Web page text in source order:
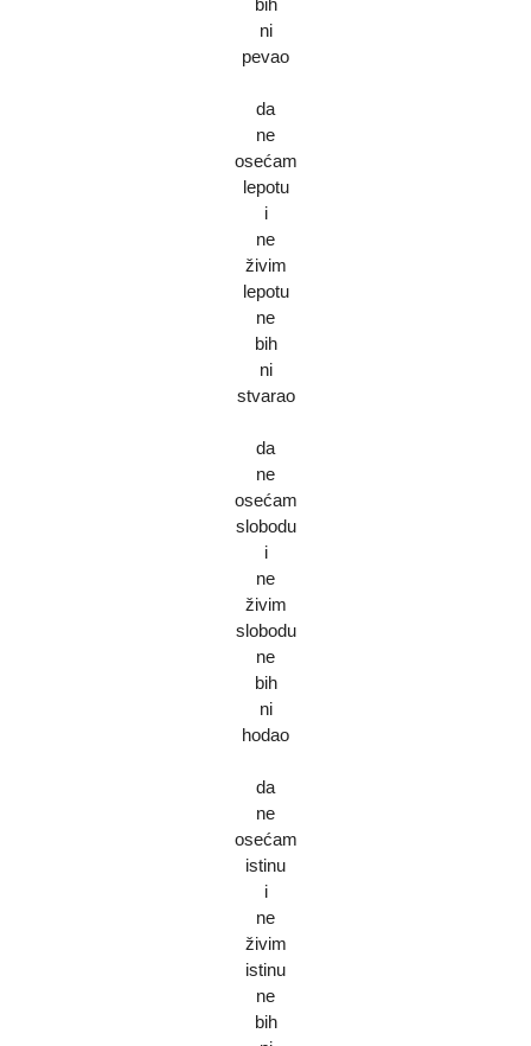
bih
ni
pevao
da
ne
osećam
lepotu
i
ne
živim
lepotu
ne
bih
ni
stvarao
da
ne
osećam
slobodu
i
ne
živim
slobodu
ne
bih
ni
hodao
da
ne
osećam
istinu
i
ne
živim
istinu
ne
bih